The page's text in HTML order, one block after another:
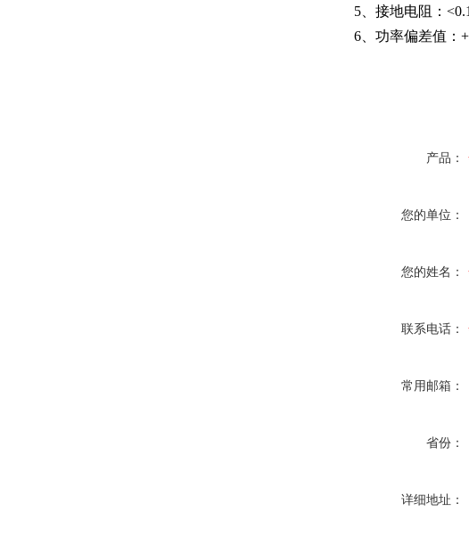
5、接地电阻：
6、功率偏差值：
产品：
您的单位：
您的姓名：
联系电话：
常用邮箱：
省份：
详细地址：